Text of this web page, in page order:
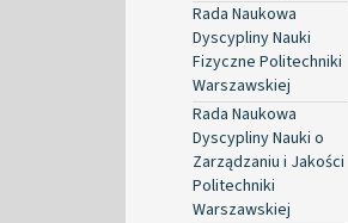
Rada Naukowa
Dyscypliny Nauki
Fizyczne Politechniki
Warszawskiej
Rada Naukowa
Dyscypliny Nauki o
Zarządzaniu i Jakości
Politechniki
Warszawskiej